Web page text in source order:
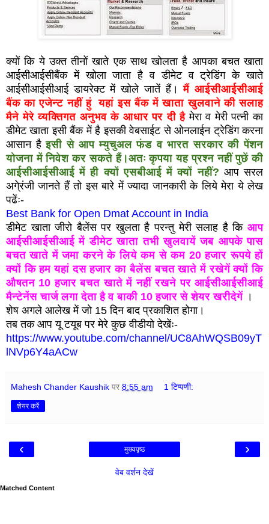
क्यों कि ये उक्त तीनों खाते एक साथ खोलता है आपका बचत खाता
आईसीआईसीबैंक में खोला जाता है व डीमेट व ट्रेडिंग के खाते
आईसीआईसीआई डायरेक्ट में खोले जातें हैं। मैं आईसीआईसीआई
बैंक का एजेन्ट नहींहुंयहां इस बैंक में खाता खुलवाने की सलाह
मैने मेरे व्यक्तिगत अनुभव के आधार पर दी हैमेरा व मेरी पत्नी का
डीमेट खाता इसी बैंक में है इसकी वेबसाईट से ओनलाईन ट्रेडिंग करना
आसान हैइसी से आप म्युचुअल फंड व भारत सरकार की पेंशन
योजना में निवेश कर सकते हैं।अतः कृपया यह प्रश्न नहीं पुछें की
आईसीआईसीआई में ही क्यों एसबीआई में क्यों नहीं? आप सरल
अगे्रंजी जानते हैं तो इस बारे में ज्यादा जानकारी के लिये मेरा ये लेख
पढेंः-
Best Bank for Open Dmat Account in India
डीमेट खाता जीरो बैलेंस पर खुलता है परन्तु मेरी सलाह है कि आप
आईसीआईसीआई में डीमेट खाता तभी खुलवायें जब आपके पास
बचत खाते में जमा करने के लिये कम से कम 20 हजार रूपये हों
क्यों कि हम यहां दस हजार का बैलेंस बचत खाते में रखेगें क्यों कि
औषतन 10 हजार बचत खाते में नहीं रखने पर आईसीआईसीआई
मैन्टेनेंस चार्ज लगा देता है व बाकी 10 हजार से शेयर खरीदेगें ।
शेष अगले आलेख में जो 15 दिन बाद प्रकाशित होगा।
तब तक आप यू टयूब पर मेरे कुछ वीडीयो देखेंः-
https://www.youtube.com/channel/UC8AhWQSB09yT
lNVp6Y4aACw
Mahesh Chander Kaushik पर 8:55 am 1 टिप्पणी:
शेयर करें
‹ ›
मुख्यपृष्ठ
वेब वर्शन देखें
Matched Content